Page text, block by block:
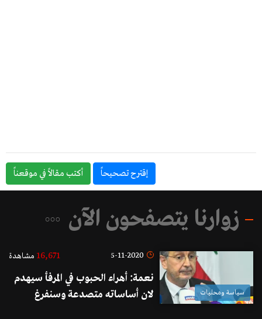
إقترح تصحيحاً أكتب مقالاً في موقعناً
زوارنا يتصفحون الآن
سياسة ومحليات
5-11-2020
16,671 مشاهدة
نعمة: أهراء الحبوب في المرفأ سيهدم
لان أساساته متصدعة وسنفرغ